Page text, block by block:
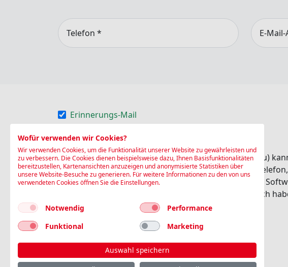
Telefon * E-
Erinnerungs-Mail
Erinnerungs-SMS
Die Blutspende SRK Nordwestschweiz (Standort Aarau)
(Name, Geschlecht, Geburtsdatum, Adresse, E-Mail,
Blutspende SRK Nordwestschweiz auf deren internen
Gesundheitsdaten) werden dabei nicht transferiert. Ich
Ich bin damit einverstanden
Buchen
Wofür verwenden wir Cookies?
Wir verwenden Cookies, um die Funktionalität unserer Website zu gewährleisten und
zu verbessern. Die Cookies dienen beispielsweise dazu, Ihnen Basisfunktionalitäten
bereitzustellen, Kartenansichten anzuzeigen und anonymisierte Statistiken über
unsere Website-Besuche zu generieren. Für weitere Informationen zu den von uns
verwendeten Cookies öffnen Sie die Einstellungen.
Notwendig
Performance
Funktional
Marketing
Auswahl speichern